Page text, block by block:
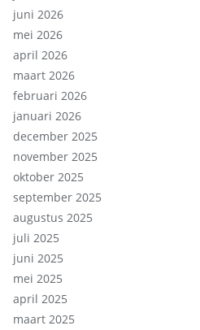
juni 2026
mei 2026
april 2026
maart 2026
februari 2026
januari 2026
december 2025
november 2025
oktober 2025
september 2025
augustus 2025
juli 2025
juni 2025
mei 2025
april 2025
maart 2025